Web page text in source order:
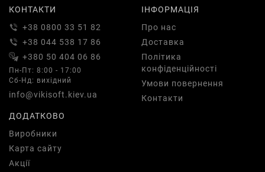
КОНТАКТИ
+38 0800 33 51 82
+38 044 538 17 86
+380 50 404 06 86
Пн-Пт: 8:00 - 17:00
Сб-Нд: вихідний
info@vikisoft.kiev.ua
ІНФОРМАЦІЯ
Про нас
Доставка
Політика
конфіденційності
Умови повернення
Контакти
ДОДАТКОВО
Виробники
Карта сайту
Акції